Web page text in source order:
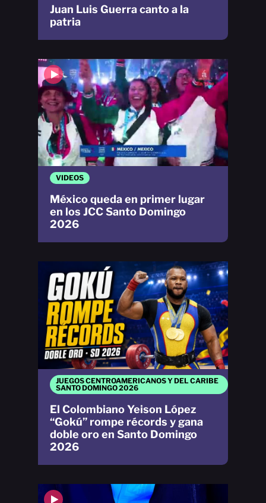
VIDEOS
México queda en primer lugar
en los JCC Santo Domingo
2026
Juan Luis Guerra canto a la
patria
JUEGOS CENTROAMERICANOS Y DEL CARIBE
SANTO DOMINGO 2026
El Colombiano Yeison López
“Gokú” rompe récords y gana
doble oro en Santo Domingo
2026